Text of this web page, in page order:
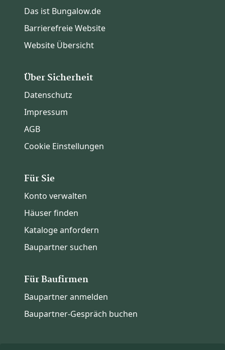
Das ist Bungalow.de
Barrierefreie Website
Website Übersicht
Über Sicherheit
Datenschutz
Impressum
AGB
Cookie Einstellungen
Für Sie
Konto verwalten
Häuser finden
Kataloge anfordern
Baupartner suchen
Für Baufirmen
Baupartner anmelden
Baupartner-Gespräch buchen